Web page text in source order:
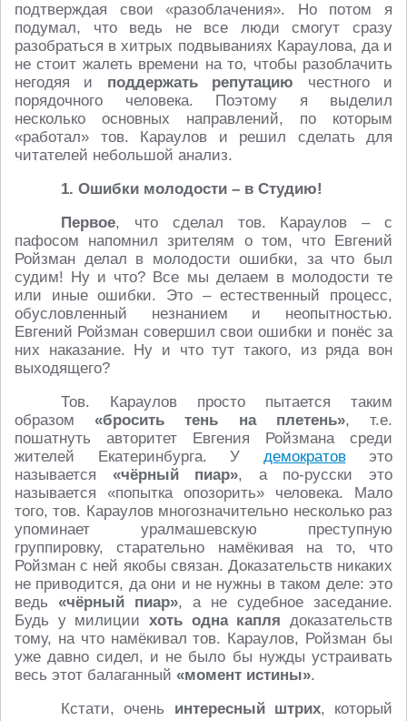
подтверждая свои «разоблачения». Но потом я
подумал, что ведь не все люди смогут сразу
разобраться в хитрых подвываниях Караулова, да и
не стоит жалеть времени на то, чтобы разоблачить
негодяя и поддержать репутацию честного и
порядочного человека. Поэтому я выделил
несколько основных направлений, по которым
«работал» тов. Караулов и решил сделать для
читателей небольшой анализ.
1. Ошибки молодости – в Студию!
Первое, что сделал тов. Караулов – с
пафосом напомнил зрителям о том, что Евгений
Ройзман делал в молодости ошибки, за что был
судим! Ну и что? Все мы делаем в молодости те
или иные ошибки. Это – естественный процесс,
обусловленный незнанием и неопытностью.
Евгений Ройзман совершил свои ошибки и понёс за
них наказание. Ну и что тут такого, из ряда вон
выходящего?
Тов. Караулов просто пытается таким
образом«бросить тень на плетень», т.е.
пошатнуть авторитет Евгения Ройзмана среди
жителей Екатеринбурга. У демократовэто
называется «чёрный пиар», а по-русски это
называется «попытка опозорить» человека. Мало
того, тов. Караулов многозначительно несколько раз
упоминает уралмашевскую преступную
группировку, старательно намёкивая на то, что
Ройзман с ней якобы связан. Доказательств никаких
не приводится, да они и не нужны в таком деле: это
ведь «чёрный пиар», а не судебное заседание.
Будь у милиции хоть одна капля доказательств
тому, на что намёкивал тов. Караулов, Ройзман бы
уже давно сидел, и не было бы нужды устраивать
весь этот балаганный «момент истины».
Кстати, очень интересный штрих, который